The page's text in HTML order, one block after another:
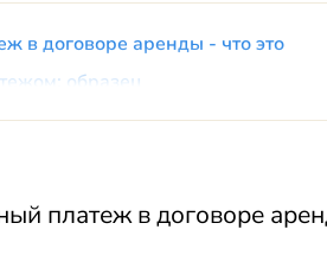
в договоре аренды - что это
образец
платеже в договоре аренды
аренды
платеж в договоре